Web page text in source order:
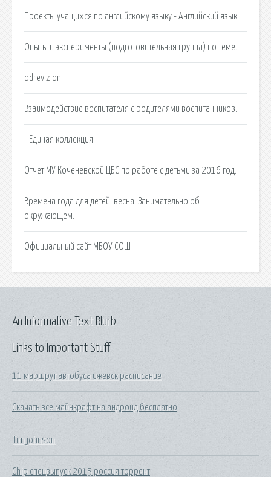
Проекты учащихся по английскому языку - Английский язык.
Опыты и эксперименты (подготовительная группа) по теме.
odrevizion
Взаимодействие воспитателя с родителями воспитанников.
- Единая коллекция.
Отчет МУ Коченевской ЦБС по работе с детьми за 2016 год.
Времена года для детей: весна. Занимательно об
окружающем.
Официальный сайт МБОУ СОШ
Links to Important Stuff
11 маршрут автобуса ижевск расписание
Скачать все майнкрафт на андроид бесплатно
Tim johnson
Chip спецвыпуск 2015 россия торрент
An Informative Text Blurb